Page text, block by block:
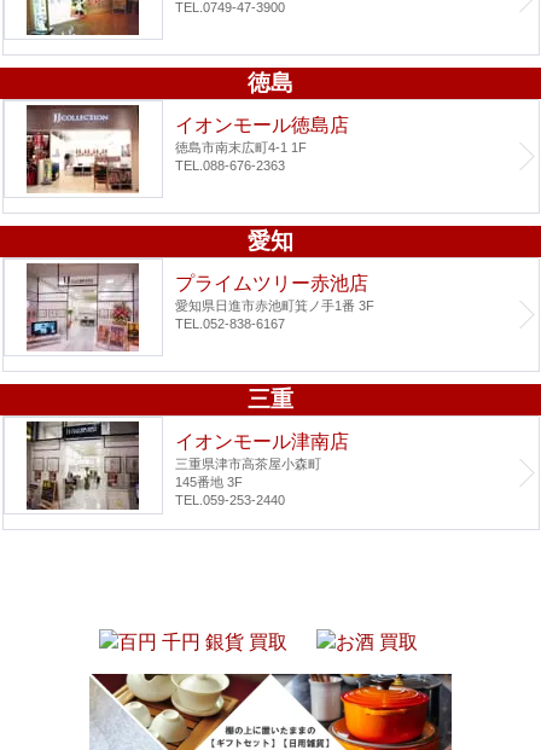
TEL.0749-47-3900
徳島
イオンモール徳島店
徳島市南末広町4-1 1F
TEL.088-676-2363
愛知
プライムツリー赤池店
愛知県日進市赤池町箕ノ手1番 3F
TEL.052-838-6167
三重
イオンモール津南店
三重県津市高茶屋小森町
145番地 3F
TEL.059-253-2440